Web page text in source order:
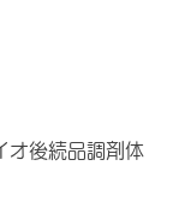
後続品調剤体